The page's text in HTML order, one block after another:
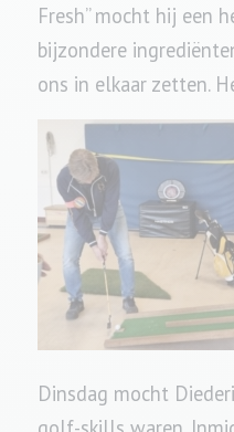
Fresh’’ mocht hij een
bijzondere
ons in elkaar zetten.
Dinsdag mocht